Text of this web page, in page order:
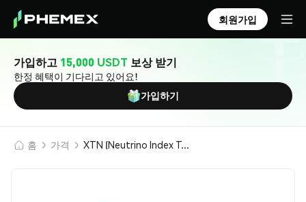
회원가입
가입하고 15,000 USDT 보상 받기
한정 혜택이 기다리고 있어요!
가입하기
홈 가격 XTN (Neutrino Index Token)